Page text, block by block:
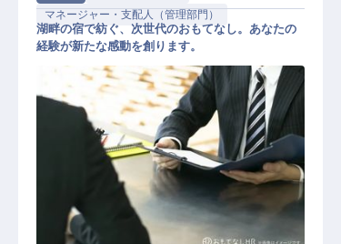
マネージャー・支配人（管理部門）
マネージャー
湖畔の宿で紡ぐ、次世代のおもてなし。あなたの
経験が新たな感動を創ります。